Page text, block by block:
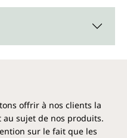
offrir à nos clients la
au sujet de nos produits.
sur le fait que les